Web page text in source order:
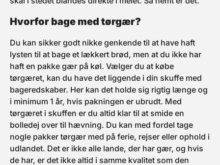
Hvorfor bage med tørgær?
Du kan sikker godt nikke genkende til at have haft
lysten til at bage et lækkert brød, men at du ikke har
haft en pakke gær på køl. Vælger du at købe
tørgæret, kan du have det liggende i din skuffe med
bageredskaber. Her kan det holde sig rigtig længe og
i minimum 1 år, hvis pakningen er ubrudt. Med
tørgæret i skuffen er du altid klar til at smide en
bolledej over til hævning. Du kan med fordel tage
nogle pakker tørgær med på ferie, rejser eller ophold i
udlandet. Det er ikke alle lande, der har gær, og hvis
de har, er det ikke altid i samme kvalitet som den